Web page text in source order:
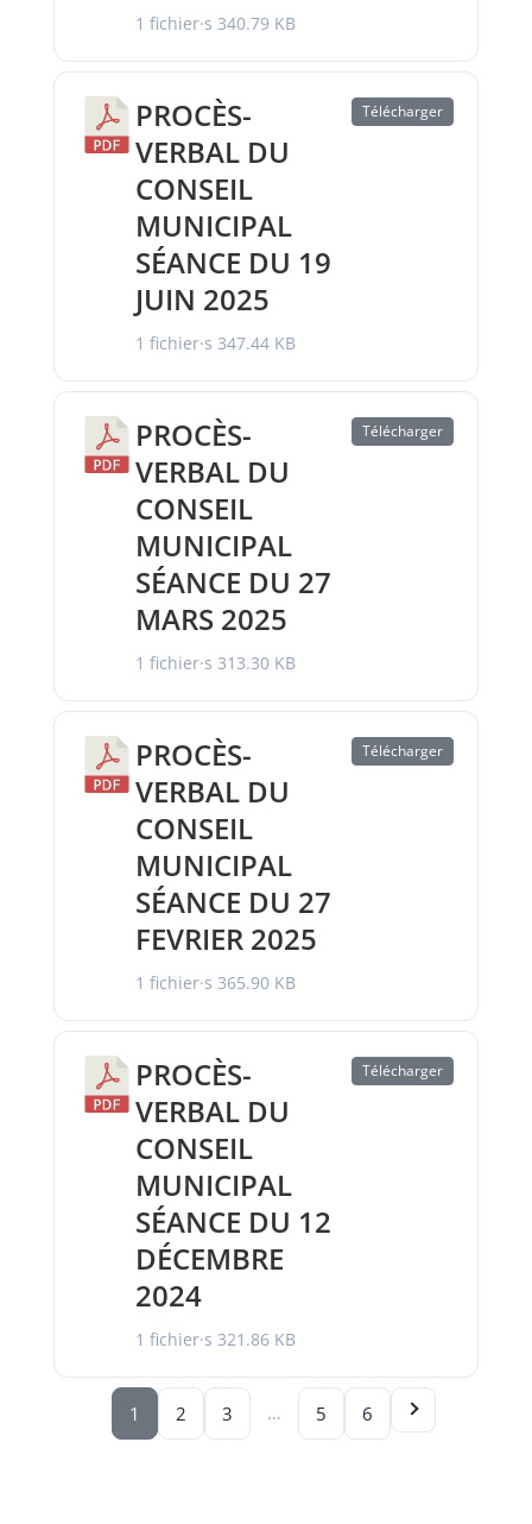
1 fichier·s 340.79 KB
PROCÈS-
VERBAL DU
CONSEIL
MUNICIPAL
SÉANCE DU 19
JUIN 2025
1 fichier·s 347.44 KB
Télécharger
PROCÈS-
VERBAL DU
CONSEIL
MUNICIPAL
SÉANCE DU 27
MARS 2025
1 fichier·s 313.30 KB
Télécharger
PROCÈS-
VERBAL DU
CONSEIL
MUNICIPAL
SÉANCE DU 27
FEVRIER 2025
1 fichier·s 365.90 KB
Télécharger
PROCÈS-
VERBAL DU
CONSEIL
MUNICIPAL
SÉANCE DU 12
DÉCEMBRE
2024
1 fichier·s 321.86 KB
Télécharger
1 2 3 … 5 6